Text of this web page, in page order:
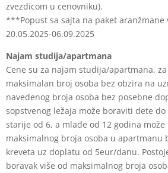
zvezdicom u cenovniku).
***Popust sa sajta na paket aranžmane
20.05.2025-06.09.2025
Najam studija/apartmana
Cene su za najam studija/apartmana,
maksimalan broj osoba bez obzira na
navedenog broja osoba bez posebne
sopstvenog ležaja može boraviti dete do
starije od 6, a mlađe od 12 godina
maksimalnog broja osoba u apartmanu
kreveta uz doplatu od 5eur/danu.
boravak više od maksimalnog broja